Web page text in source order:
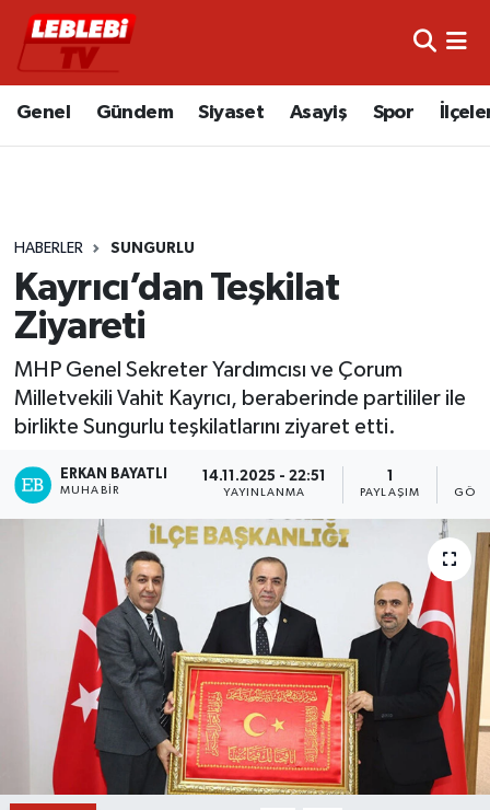
Genel Gündem Siyaset Asayiş Spor
HABERLER SUNGURLU
Kayrıcı’dan Teşkilat
Ziyareti
MHP Genel Sekreter Yardımcısı ve Çorum
Milletvekili Vahit Kayrıcı, beraberinde partililer ile
birlikte Sungurlu teşkilatlarını ziyaret etti.
ERKAN BAYATLI
MUHABIR
14.11.2025 - 22:51
YAYINLANMA
1
PAYLAŞIM
Hava Durumu
Süper Lig Puan Durumu ve Fikstür
Tüm Manşetler
Son Dakika Haberleri
Haber Arşivi